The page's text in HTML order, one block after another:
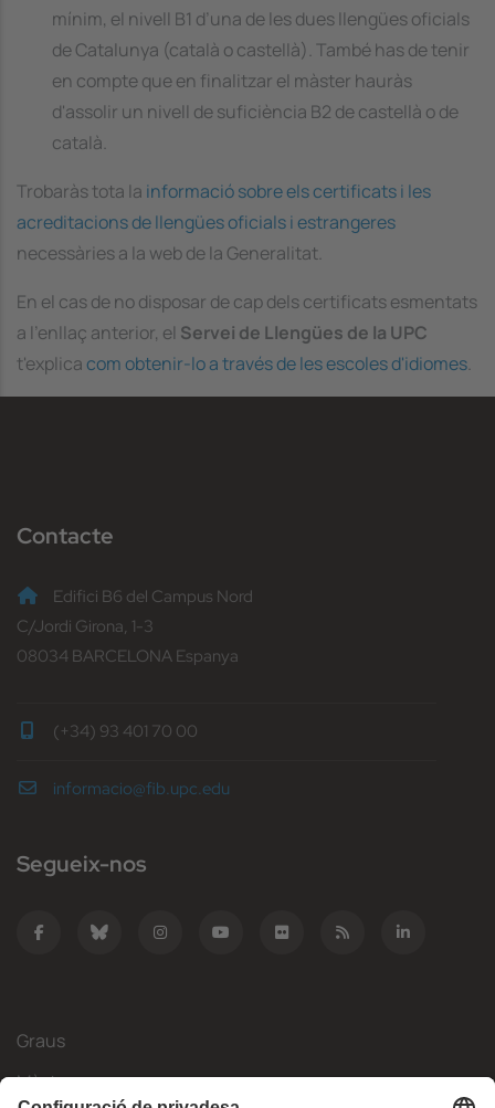
mínim, el nivell B1 d’una de les dues llengües oficials
de Catalunya (català o castellà). També has de tenir
en compte que en finalitzar el màster hauràs
d'assolir un nivell de suficiència B2 de castellà o de
català.
Trobaràs tota la informació sobre els certificats i les
acreditacions de llengües oficials i estrangeres
necessàries a la web de la Generalitat.
En el cas de no disposar de cap dels certificats esmentats
a l'enllaç anterior, el Servei de Llengües de la UPC
t'explicacom obtenir-lo a través de les escoles d'idiomes.
Contacte
Edifici B6 del Campus Nord
C/Jordi Girona, 1-3
08034 BARCELONA Espanya
(+34) 93 401 70 00
informacio@fib.upc.edu
Segueix-nos
Graus
Màsters